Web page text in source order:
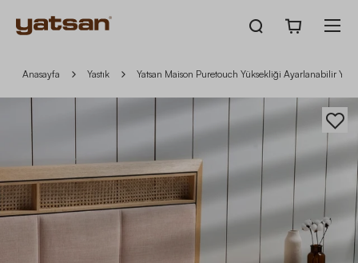
Anasayfa Yastık Yatsan Maison Puretouch Yüksekliği Ayarlanabilir